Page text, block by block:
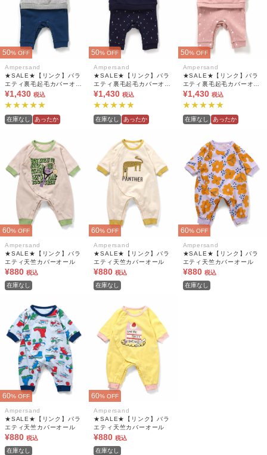
50% OFF
Ampersand
★SALE★【リンク】バラ
エティ裏毛起毛カバーオー
ル
¥1,430 税込
在庫なし あったか
50% OFF
Ampersand
★SALE★【リンク】バラ
エティ裏毛起毛カバーオー
ル
¥1,430 税込
在庫なし あったか
50% OFF
Ampersand
★SALE★【リンク】バラ
エティ裏毛起毛カバーオー
ル
¥1,430 税込
在庫なし あったか
60% OFF
Ampersand
★SALE★【リンク】バラ
エティ天竺カバーオール
¥880 税込
在庫なし
60% OFF
Ampersand
★SALE★【リンク】バラ
エティ天竺カバーオール
¥880 税込
在庫なし
60% OFF
Ampersand
★SALE★【リンク】バラ
エティ天竺カバーオール
¥880 税込
在庫なし
60% OFF
Ampersand
★SALE★【リンク】バラ
エティ天竺カバーオール
¥880 税込
在庫なし
60% OFF
Ampersand
★SALE★【リンク】バラ
エティ天竺カバーオール
¥880 税込
在庫なし